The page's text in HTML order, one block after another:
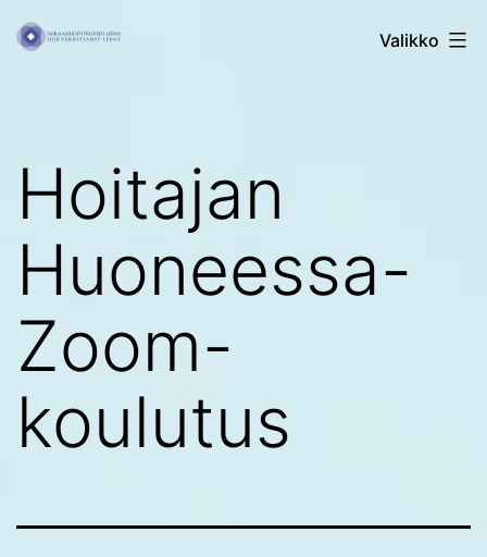
Siirry
sisältöön
Sairaanhoitopalvelu
Valikko
Hoitajan
Huoneessa-
Zoom-
koulutus